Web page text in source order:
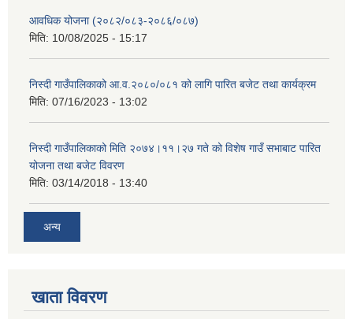
आवधिक योजना (२०८२/०८३-२०८६/०८७)
मिति: 10/08/2025 - 15:17
निस्दी गाउँपालिकाको आ.व.२०८०/०८१ को लागि पारित बजेट तथा कार्यक्रम
मिति: 07/16/2023 - 13:02
निस्दी गाउँपालिकाको मिति २०७४।११।२७ गते को विशेष गाउँ सभाबाट पारित
योजना तथा बजेट विवरण
मिति: 03/14/2018 - 13:40
अन्य
खाता विवरण